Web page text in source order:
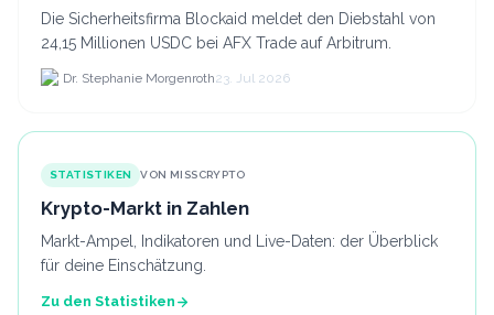
Die Sicherheitsfirma Blockaid meldet den Diebstahl von
24,15 Millionen USDC bei AFX Trade auf Arbitrum.
Dr. Stephanie Morgenroth23. Jul 2026
STATISTIKEN VON MISSCRYPTO
Krypto-Markt in Zahlen
Markt-Ampel, Indikatoren und Live-Daten: der Überblick
für deine Einschätzung.
Zu den Statistiken